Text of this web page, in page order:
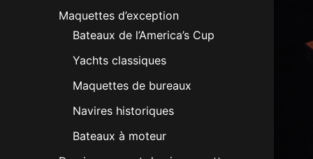
Maquettes d’exception
Bateaux de l’America’s Cup
Yachts classiques
Maquettes de bureaux
Navires historiques
Bateaux à moteur